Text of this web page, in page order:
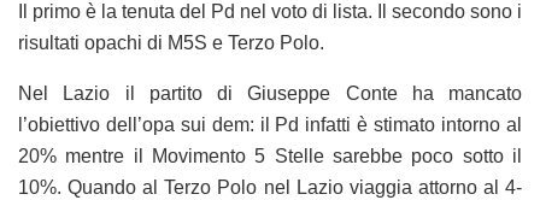
Il primo è la tenuta del Pd nel voto di lista. Il secondo sono i
risultati opachi di M5S e Terzo Polo.
Nel Lazio il partito di Giuseppe Conte ha mancato
l’obiettivo dell’opa sui dem: il Pd infatti è stimato intorno al
20% mentre il Movimento 5 Stelle sarebbe poco sotto il
10%. Quando al Terzo Polo nel Lazio viaggia attorno al 4-